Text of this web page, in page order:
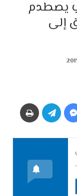
يصطدم
إلى